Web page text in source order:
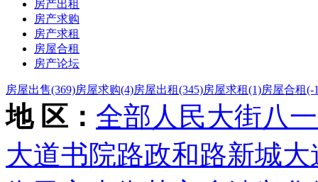
房产出租
房产求购
房产求租
房屋合租
房产论坛
房屋出售(369)房屋求购(4)房屋出租(345)房屋求租(1)房屋合租(-
地 区： 全部 人民大街八
大道书院路政和路新城大